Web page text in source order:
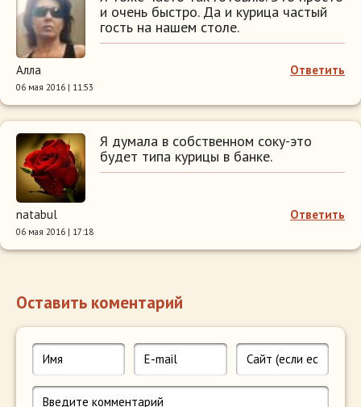
и очень быстро. Да и курица частый
гость на нашем столе.
Ответить
Алла
06 мая 2016 | 11:53
Я думала в собственном соку-это
будет типа курицы в банке.
Ответить
natabul
06 мая 2016 | 17:18
Оставить коментарий